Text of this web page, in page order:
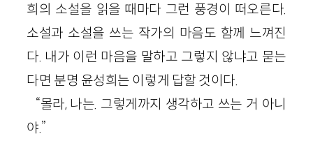
희의 소설을 읽을 때마다 그런 풍경이 떠오른다.
소설과 소설을 쓰는 작가의 마음도 함께 느껴진
다. 내가 이런 마음을 말하고 그렇지 않냐고 묻는
다면 분명 윤성희는 이렇게 답할 것이다.
“몰라, 나는. 그렇게까지 생각하고 쓰는 거 아니
야.”